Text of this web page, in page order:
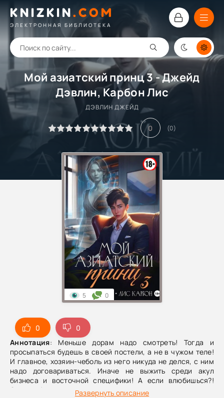
KNIZKIN.COM
ЭЛЕКТРОННАЯ БИБЛИОТЕКА
Мой азиатский принц 3 - Джейд
Дэвлин, Карбон Лис
ДЭВЛИН ДЖЕЙД
0 (0)
0
0
Аннотация: Меньше дорам надо смотреть! Тогда и
просыпаться будешь в своей постели, а не в чужом теле!
И главное, хозяин-чеболь из него никуда не делся, с ним
надо договариваться. Иначе не выжить среди акул
бизнеса и восточной специфики! А если влюбишься?!
Совсем беда…
Развернуть описание
5 0